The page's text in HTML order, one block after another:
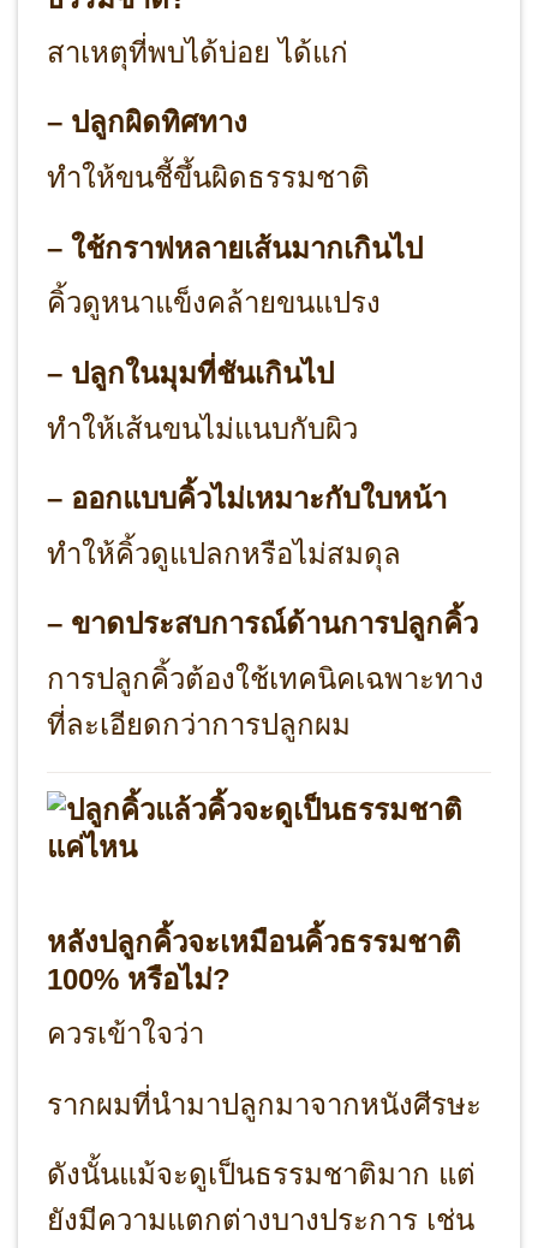
สาเหตุที่พบได้บ่อย ได้แก่
– ปลูกผิดทิศทาง
ทำให้ขนชี้ขึ้นผิดธรรมชาติ
– ใช้กราฟหลายเส้นมากเกินไป
คิ้วดูหนาแข็งคล้ายขนแปรง
– ปลูกในมุมที่ชันเกินไป
ทำให้เส้นขนไม่แนบกับผิว
– ออกแบบคิ้วไม่เหมาะกับใบหน้า
ทำให้คิ้วดูแปลกหรือไม่สมดุล
– ขาดประสบการณ์ด้านการปลูกคิ้ว
การปลูกคิ้วต้องใช้เทคนิคเฉพาะทาง
ที่ละเอียดกว่าการปลูกผม
หลังปลูกคิ้วจะเหมือนคิ้วธรรมชาติ
100% หรือไม่?
ควรเข้าใจว่า
รากผมที่นำมาปลูกมาจากหนังศีรษะ
ดังนั้นแม้จะดูเป็นธรรมชาติมาก แต่
ยังมีความแตกต่างบางประการ เช่น